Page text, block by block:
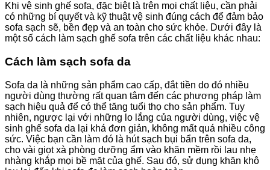
Khi vệ sinh ghế sofa, đặc biệt là trên mọi chất liệu, cần phải
có những bí quyết và kỹ thuật vệ sinh đúng cách để đảm bảo
sofa sạch sẽ, bền đẹp và an toàn cho sức khỏe. Dưới đây là
một số cách làm sạch ghế sofa trên các chất liệu khác nhau:
Cách làm sạch sofa da
Sofa da là những sản phẩm cao cấp, đắt tiền do đó nhiều
người dùng thường rất quan tâm đến các phương pháp làm
sạch hiệu quả để có thể tăng tuổi thọ cho sản phẩm. Tuy
nhiên, ngược lại với những lo lắng của người dùng, việc vệ
sinh ghế sofa da lại khá đơn giản, không mất quá nhiều công
sức. Việc bạn cần làm đó là hút sạch bụi bẩn trên sofa da,
cho vài giọt xà phòng dưỡng ẩm vào khăn mềm rồi lau nhẹ
nhàng khắp mọi bề mặt của ghế. Sau đó, sử dụng khăn khô